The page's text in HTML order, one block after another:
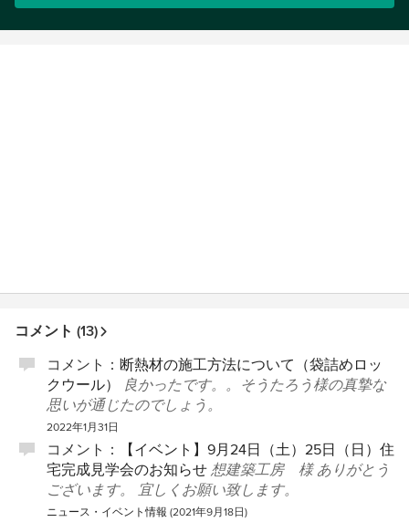
コメント (13)
コメント： 断熱材の施工方法について（袋詰めロッ
クウール）
良かったです。。そうたろう様の真摯な
思いが通じたのでしょう。
2022年1月31日
コメント：
【イベント】9月24日（土）25日（日）住
宅完成見学会のお知らせ 想建築工房 様 ありがとう
ございます。 宜しくお願い致します。
ニュース・イベント情報 (2021年9月18日 )